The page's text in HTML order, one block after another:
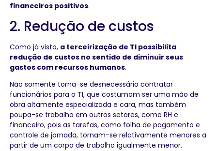
financeiros positivos.
2. Redução de custos
Como já visto, a terceirização de TI possibilita
redução de custos no sentido de diminuir seus
gastos com recursos humanos.
Não somente torna-se desnecessário contratar
funcionários para o TI, que costumam ser uma mão de
obra altamente especializada e cara, mas também
poupa-se trabalho em outros setores, como RH e
financeiro, pois as tarefas, como folha de pagamento e
controle de jornada, tornam-se relativamente menores a
partir de um corpo de trabalho igualmente menor.